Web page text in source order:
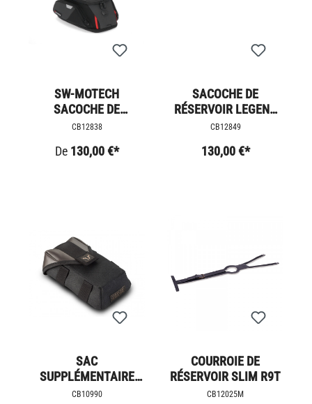
SW-MOTECH
SACOCHE DE
RÉSERVOIR PRO
CB12838
De 130,00 €*
SACOCHE DE
RÉSERVOIR LEGEND
GEAR LT3
CB12849
130,00 €*
SAC
SUPPLÉMENTAIRE
LEGEND GEAR 0,8 L.
CB10990
COURROIE DE
RÉSERVOIR SLIM R9T
CB12025M